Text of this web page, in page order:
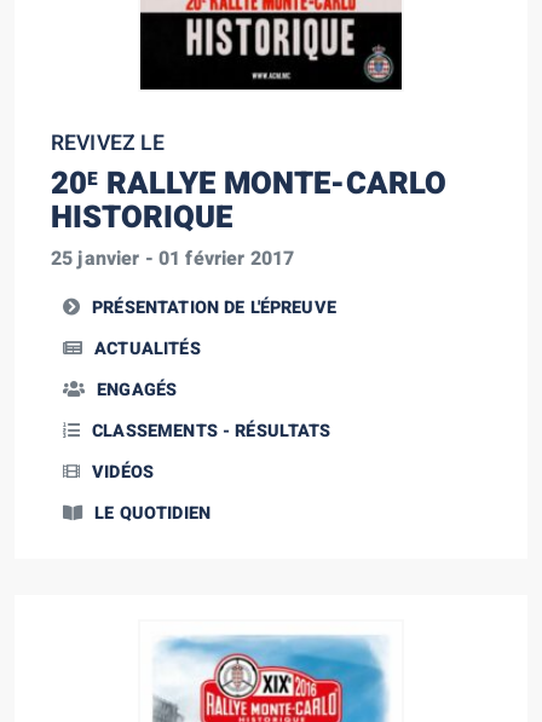
REVIVEZ LE
20E RALLYE MONTE-CARLO
HISTORIQUE
25 janvier - 01 février 2017
PRÉSENTATION DE L'ÉPREUVE
ACTUALITÉS
ENGAGÉS
CLASSEMENTS - RÉSULTATS
VIDÉOS
LE QUOTIDIEN